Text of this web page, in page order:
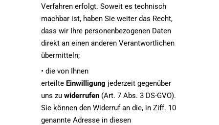
Verfahren erfolgt. Soweit es technisch
machbar ist, haben Sie weiter das Recht,
dass wir Ihre personenbezogenen Daten
direkt an einen anderen Verantwortlichen
übermitteln;
• die von Ihnen
erteilte Einwilligung jederzeit gegenüber
uns zu widerrufen (Art. 7 Abs. 3 DS-GVO).
Sie können den Widerruf an die, in Ziff. 10
genannte Adresse in diesen